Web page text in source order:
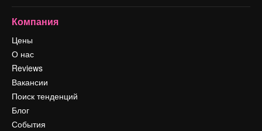
Компания
Цены
О нас
Reviews
Вакансии
Поиск тенденций
Блог
События